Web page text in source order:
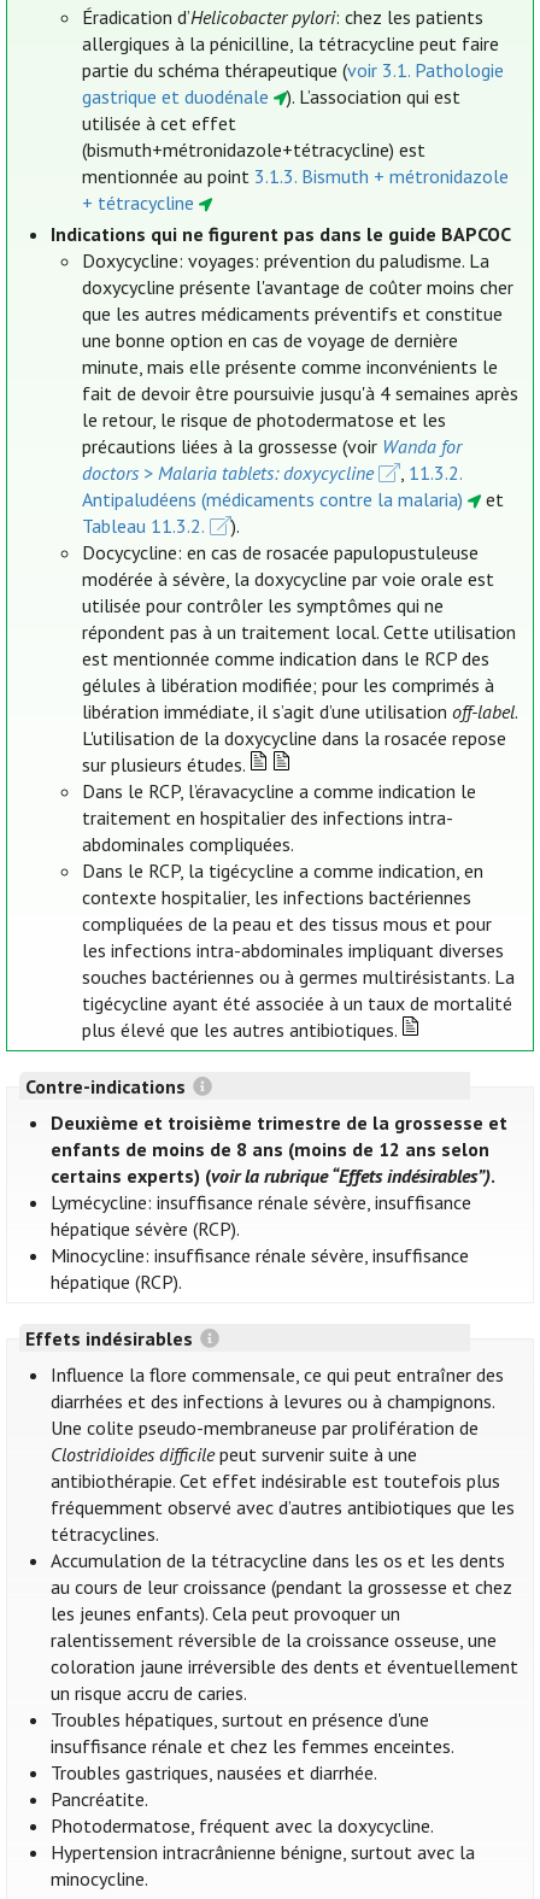
Éradication d’Helicobacter pylori: chez les patients
allergiques à la pénicilline, la tétracycline peut faire
partie du schéma thérapeutique (voir 3.1. Pathologie
gastrique et duodénale
). L’association qui est
utilisée à cet effet
(bismuth+métronidazole+tétracycline) est
mentionnée au point 3.1.3. Bismuth + métronidazole
+ tétracycline
Indications qui ne figurent pas dans le guide BAPCOC
Doxycycline: voyages: prévention du paludisme. La
doxycycline présente l'avantage de coûter moins cher
que les autres médicaments préventifs et constitue
une bonne option en cas de voyage de dernière
minute, mais elle présente comme inconvénients le
fait de devoir être poursuivie jusqu'à 4 semaines après
le retour, le risque de photodermatose et les
précautions liées à la grossesse (voir Wanda for
doctors > Malaria tablets: doxycycline
, 11.3.2.
Antipaludéens (médicaments contre la malaria)
et
Tableau 11.3.2.
).
Docycycline: en cas de rosacée papulopustuleuse
modérée à sévère, la doxycycline par voie orale est
utilisée pour contrôler les symptômes qui ne
répondent pas à un traitement local. Cette utilisation
est mentionnée comme indication dans le RCP des
gélules à libération modifiée; pour les comprimés à
libération immédiate, il s’agit d’une utilisationoff-label.
L'utilisation de la doxycycline dans la rosacée repose
sur plusieurs études.
Dans le RCP, l’éravacycline a comme indication le
traitement en hospitalier des infections intra-
abdominales compliquées.
Dans le RCP, la tigécycline a comme indication, en
contexte hospitalier, les infections bactériennes
compliquées de la peau et des tissus mous et pour
les infections intra-abdominales impliquant diverses
souches bactériennes ou à germes multirésistants. La
tigécycline ayant été associée à un taux de mortalité
plus élevé que les autres antibiotiques.
Contre-indications
Deuxième et troisième trimestre de la grossesse et
enfants de moins de 8 ans (moins de 12 ans selon
certains experts) (voir la rubrique “Effets indésirables”).
Lymécycline: insuffisance rénale sévère, insuffisance
hépatique sévère (RCP).
Minocycline: insuffisance rénale sévère, insuffisance
hépatique (RCP).
Effets indésirables
Influence la flore commensale, ce qui peut entraîner des
diarrhées et des infections à levures ou à champignons.
Une colite pseudo-membraneuse par prolifération de
Clostridioides difficilepeut survenir suite à une
antibiothérapie. Cet effet indésirable est toutefois plus
fréquemment observé avec d’autres antibiotiques que les
tétracyclines.
Accumulation de la tétracycline dans les os et les dents
au cours de leur croissance (pendant la grossesse et chez
les jeunes enfants). Cela peut provoquer un
ralentissement réversible de la croissance osseuse, une
coloration jaune irréversible des dents et éventuellement
un risque accru de caries.
Troubles hépatiques, surtout en présence d'une
insuffisance rénale et chez les femmes enceintes.
Troubles gastriques, nausées et diarrhée.
Pancréatite.
Photodermatose, fréquent avec la doxycycline.
Hypertension intracrânienne bénigne, surtout avec la
minocycline.